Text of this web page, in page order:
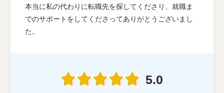
本当に私の代わりに転職先を探してくださり、就職ま
でのサポートをしてくださってありがとうございまし
た。
5.0